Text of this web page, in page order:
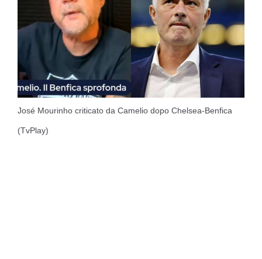
José Mourinho criticato da Camelio dopo Chelsea-Benfica
(TvPlay)